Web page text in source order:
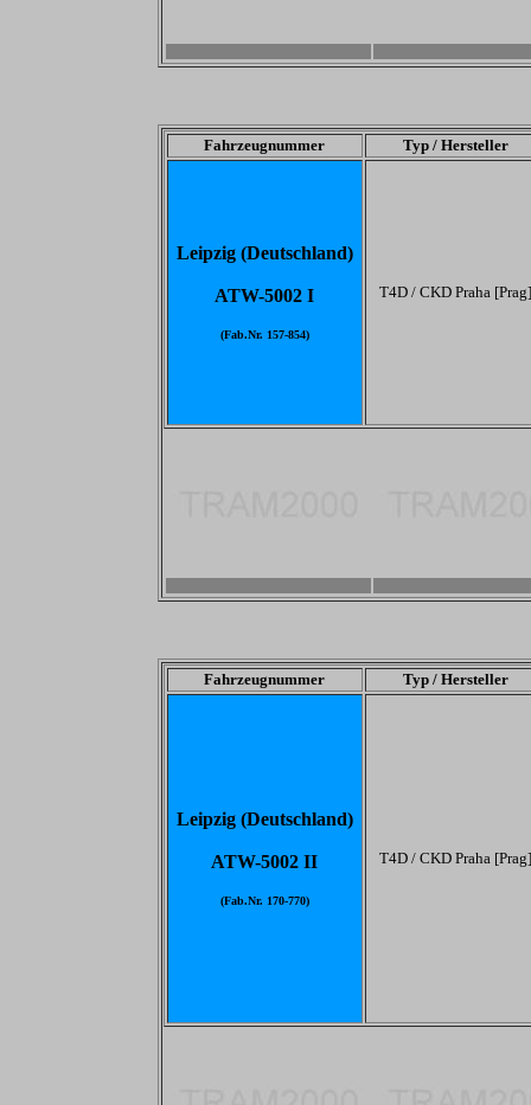
Fahrzeugnummer Typ / Hersteller
Leipzig (Deutschland)
ATW-5002 I
(Fab.Nr. 157-854)
T4D / CKD Praha [Prag]
Fahrzeugnummer Typ / Hersteller
Leipzig (Deutschland)
ATW-5002 II
(Fab.Nr. 170-770)
T4D / CKD Praha [Prag]